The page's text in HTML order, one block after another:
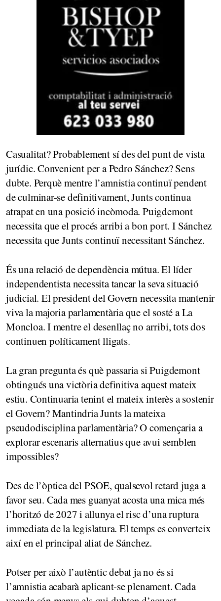
Casualitat? Probablement sí des del punt de vista
jurídic. Convenient per a Pedro Sánchez? Sens
dubte. Perquè mentre l’amnistia continuï pendent
de culminar-se definitivament, Junts continua
atrapat en una posició incòmoda. Puigdemont
necessita que el procés arribi a bon port. I Sánchez
necessita que Junts continuï necessitant Sánchez.
És una relació de dependència mútua. El líder
independentista necessita tancar la seva situació
judicial. El president del Govern necessita mantenir
viva la majoria parlamentària que el sosté a La
Moncloa. I mentre el desenllaç no arribi, tots dos
continuen políticament lligats.
La gran pregunta és què passaria si Puigdemont
obtingués una victòria definitiva aquest mateix
estiu. Continuaria tenint el mateix interès a sostenir
el Govern? Mantindria Junts la mateixa
pseudodisciplina parlamentària? O començaria a
explorar escenaris alternatius que avui semblen
impossibles?
Des de l’òptica del PSOE, qualsevol retard juga a
favor seu. Cada mes guanyat acosta una mica més
l’horitzó de 2027 i allunya el risc d’una ruptura
immediata de la legislatura. El temps es converteix
així en el principal aliat de Sánchez.
Potser per això l’autèntic debat ja no és si
l’amnistia acabarà aplicant-se plenament. Cada